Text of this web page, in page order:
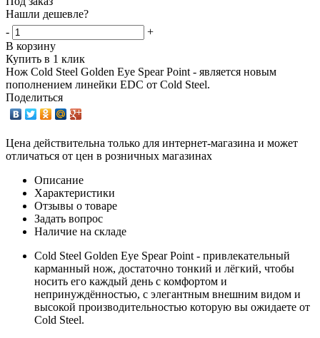
Нашли дешевле?
-
+
В корзину
Купить в 1 клик
Нож Cold Steel Golden Eye Spear Point - является новым
пополнением линейки EDC от Cold Steel.
Поделиться
Цена действительна только для интернет-магазина и может
отличаться от цен в розничных магазинах
Описание
Характеристики
Отзывы о товаре
Задать вопрос
Наличие на складе
Cold Steel Golden Eye Spear Point - привлекательный
карманный нож, достаточно тонкий и лёгкий, чтобы
носить его каждый день с комфортом и
непринуждённостью, с элегантным внешним видом и
высокой производительностью которую вы ожидаете от
Cold Steel.